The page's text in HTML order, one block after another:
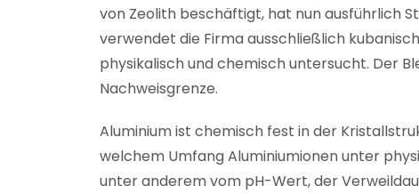
von Zeolith beschäftigt, hat nun ausführlich
verwendet die Firma ausschließlich
physikalisch und chemisch untersucht. Der
Nachweisgrenze.
Aluminium ist chemisch fest in der
welchem Umfang Aluminiumionen unter
unter anderem vom pH-Wert, der